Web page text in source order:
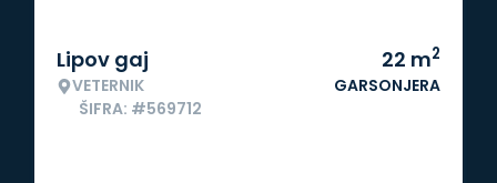
Lipov gaj
VETERNIK
ŠIFRA: #569712
22 m2
GARSONJERA